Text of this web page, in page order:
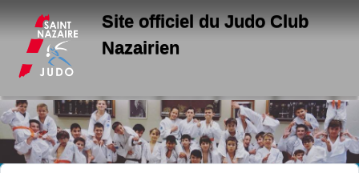
Site officiel du Judo Club
Nazairien